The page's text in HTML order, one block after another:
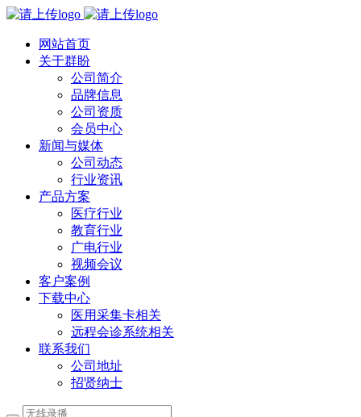
网站首页
关于群盼
公司简介
品牌信息
公司资质
会员中心
新闻与媒体
公司动态
行业资讯
产品方案
医疗行业
教育行业
广电行业
视频会议
客户案例
下载中心
医用采集卡相关
远程会诊系统相关
联系我们
公司地址
招贤纳士